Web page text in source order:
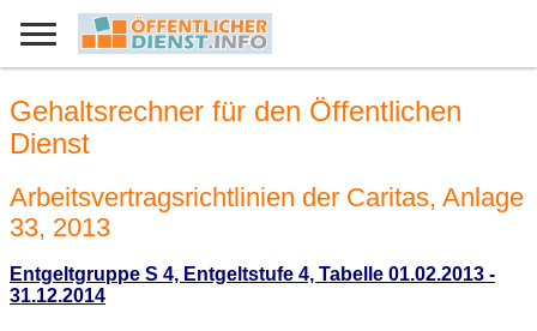
Gehaltsrechner für den Öffentlichen
Dienst
Arbeitsvertragsrichtlinien der Caritas, Anlage
33, 2013
Entgeltgruppe S 4, Entgeltstufe 4, Tabelle 01.02.2013 -
31.12.2014